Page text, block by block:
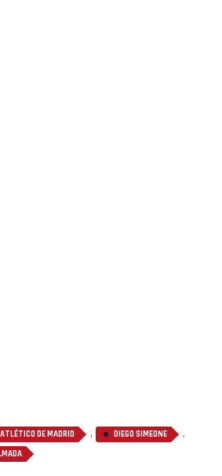
ATLÉTICO DE MADRID , DIEGO SIMEONE ,